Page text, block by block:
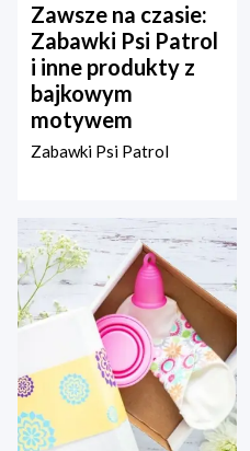
Zawsze na czasie:
Zabawki Psi Patrol
i inne produkty z
bajkowym
motywem
Zabawki Psi Patrol